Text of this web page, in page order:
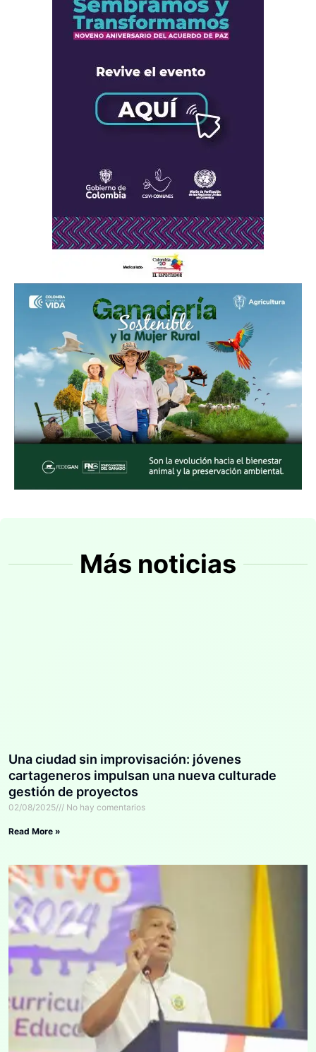
Más noticias
Una ciudad sin improvisación: jóvenes
cartageneros impulsan una nueva culturade
gestión de proyectos
02/08/2025 No hay comentarios
Read More »